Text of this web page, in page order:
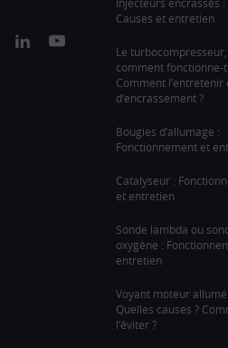
On
On
Causes et entretien
Le turbocompresseur,
comment fonctionne-
Comment l’entretenir
d’encrassement ?
Bougies d’allumage :
Fonctionnement et
Catalyseur :
et entretien
Sonde lambda ou
oxygène :
entretien
Voyant moteur
Quelles causes ?
l’éviter ?